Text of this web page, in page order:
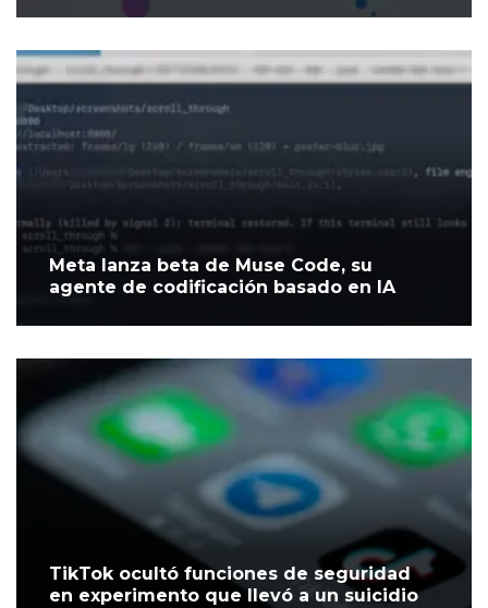
Meta lanza beta de Muse Code, su
agente de codificación basado en IA
TikTok ocultó funciones de seguridad
en experimento que llevó a un suicidio